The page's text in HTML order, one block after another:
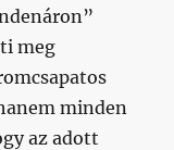
meg
minden
az adott